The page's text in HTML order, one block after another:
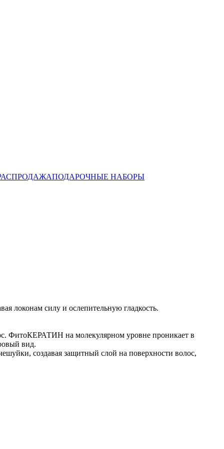
ПОДАРОЧНЫЕ НАБОРЫ
локонам силу и ослепительную гладкость.
ФитоКЕРАТИН на молекулярном уровне проникает в
вид.
создавая защитный слой на поверхности волос,